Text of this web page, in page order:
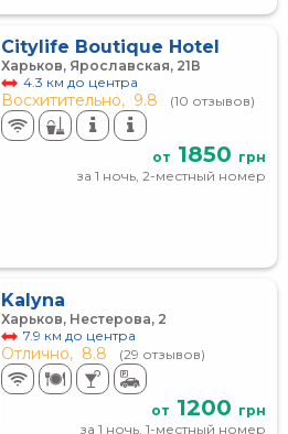
Citylife Boutique Hotel
Харьков, Ярославская, 21В
4.3 км до центра
Восхитительно, 9.8 (10 отзывов)
от 1850 грн
за 1 ночь, 2-местный номер
Kalyna
Харьков, Нестерова, 2
7.9 км до центра
Отлично, 8.8 (29 отзывов)
от 1200 грн
за 1 ночь, 1-местный номер